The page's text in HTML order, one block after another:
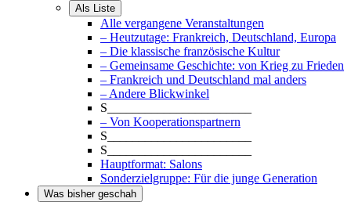
Als Liste
Alle vergangene Veranstaltungen
– Heutzutage: Frankreich, Deutschland, Europa
– Die klassische französische Kultur
– Gemeinsame Geschichte: von Krieg zu Frieden
– Frankreich und Deutschland mal anders
– Andere Blickwinkel
S_______________________
– Von Kooperationspartnern
S_______________________
S_______________________
Hauptformat: Salons
Sonderzielgruppe: Für die junge Generation
Was bisher geschah